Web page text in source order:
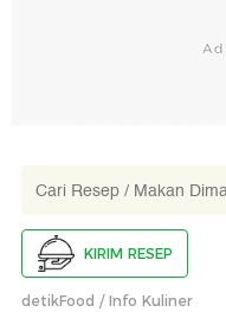
KIRIM RESEP
detikFood Info Kuliner